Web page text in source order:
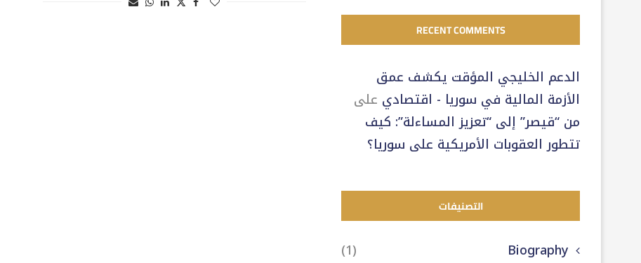
RECENT COMMENTS
الدعم الخليجي المؤقت يكشف عمق
الأزمة المالية في سوريا - اقتصادي على
من “قيصر” إلى “تعزيز المساءلة”: كيف
تتطور العقوبات الأمريكية على سوريا؟
التصنيفات
Biography
(1)